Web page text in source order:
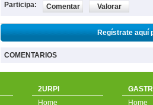
Participa: Comentar Valorar
Regístrate aquí
COMENTARIOS
2URPI
Home
Home